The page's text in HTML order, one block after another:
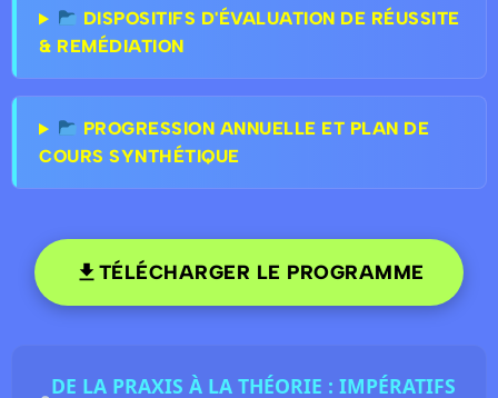
DISPOSITIFS D'ÉVALUATION DE RÉUSSITE
& REMÉDIATION
PROGRESSION ANNUELLE ET PLAN DE
COURS SYNTHÉTIQUE
TÉLÉCHARGER LE PROGRAMME
DE LA PRAXIS À LA THÉORIE : IMPÉRATIFS